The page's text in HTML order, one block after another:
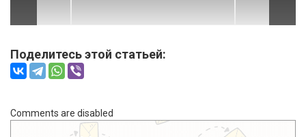
Поделитесь этой статьей:
Comments are disabled